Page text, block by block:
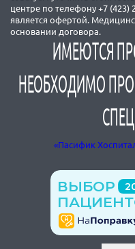
центре по телефону +7
является офертой.
основании договора.
ИМЕЮТСЯ
НЕОБХОДИМО
«Пасифик